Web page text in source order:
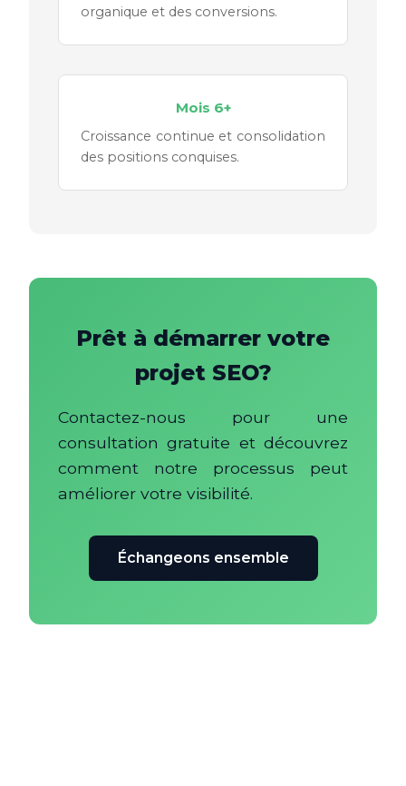
organique et des conversions.
Mois 6+
Croissance continue et consolidation
des positions conquises.
Prêt à démarrer votre
projet SEO?
Contactez-nous pour une
consultation gratuite et découvrez
comment notre processus peut
améliorer votre visibilité.
Échangeons ensemble